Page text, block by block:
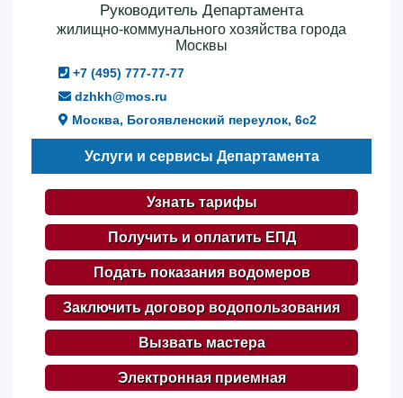
Руководитель Департамента
жилищно-коммунального хозяйства города
Москвы
+7 (495) 777-77-77
dzhkh@mos.ru
Москва, Богоявленский переулок, 6с2
Услуги и сервисы Департамента
Узнать тарифы
Получить и оплатить ЕПД
Подать показания водомеров
Заключить договор водопользования
Вызвать мастера
Электронная приемная